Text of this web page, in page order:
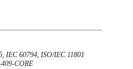
60794, ISO/IEC 11801
CORE